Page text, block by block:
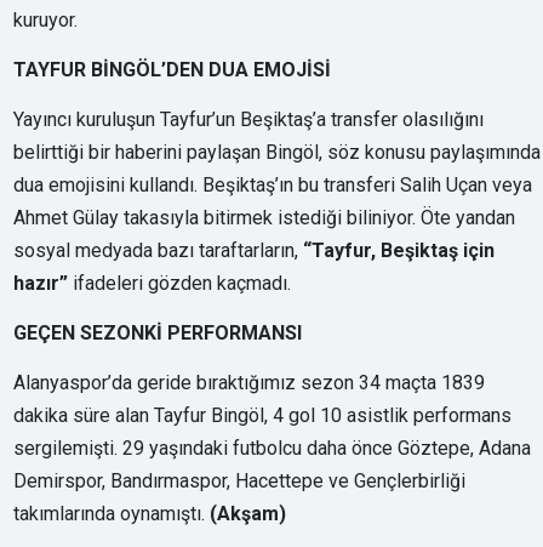
kuruyor.
TAYFUR BİNGÖL’DEN DUA EMOJİSİ
Yayıncı kuruluşun Tayfur’un Beşiktaş’a transfer olasılığını
belirttiği bir haberini paylaşan Bingöl, söz konusu paylaşımında
dua emojisini kullandı. Beşiktaş’ın bu transferi Salih Uçan veya
Ahmet Gülay takasıyla bitirmek istediği biliniyor. Öte yandan
sosyal medyada bazı taraftarların, “Tayfur, Beşiktaş için
hazır” ifadeleri gözden kaçmadı.
GEÇEN SEZONKİ PERFORMANSI
Alanyaspor’da geride bıraktığımız sezon 34 maçta 1839
dakika süre alan Tayfur Bingöl, 4 gol 10 asistlik performans
sergilemişti. 29 yaşındaki futbolcu daha önce Göztepe, Adana
Demirspor, Bandırmaspor, Hacettepe ve Gençlerbirliği
takımlarında oynamıştı. (Akşam)